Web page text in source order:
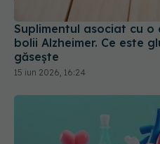
Suplimentul asociat cu o
bolii Alzheimer. Ce este
găsește
15 iun 2026, 16:24